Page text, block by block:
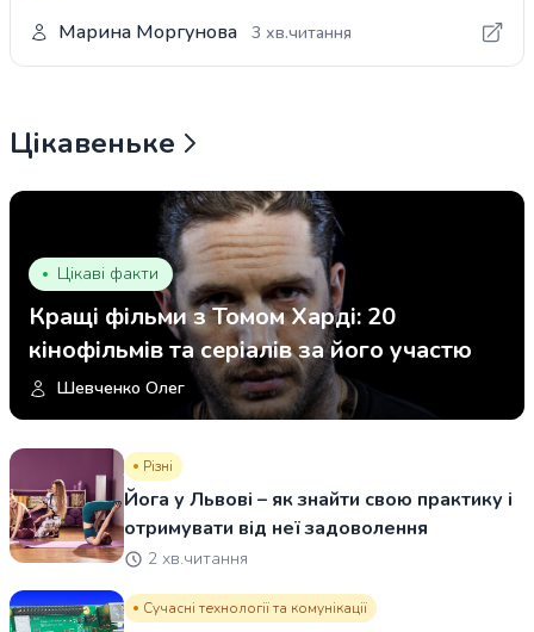
Марина Моргунова
3 хв.читання
Цікавеньке
Цікаві факти
Кращі фільми з Томом Харді: 20
кінофільмів та серіалів за його участю
Шевченко Олег
Різні
Йога у Львові – як знайти свою практику і
отримувати від неї задоволення
2 хв.читання
Сучасні технології та комунікації